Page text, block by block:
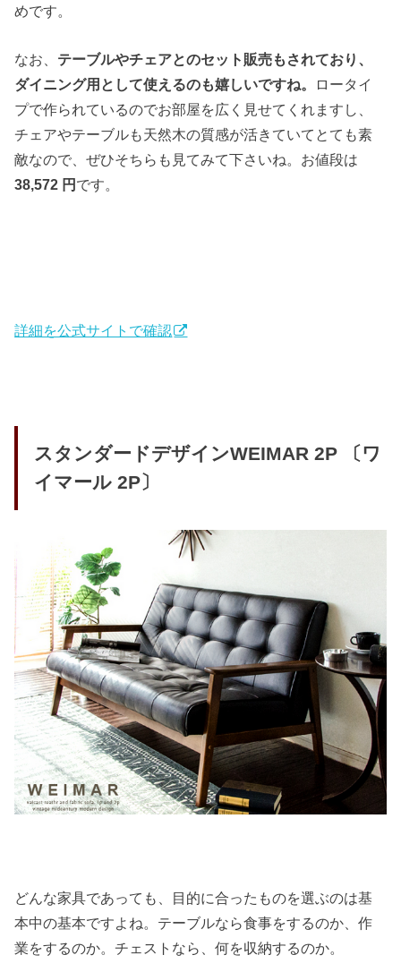
めです。
なお、 テーブルやチェアとのセット販売もされており、
ダイニング用として使えるのも嬉しいですね。
ロータイ
プで作られているのでお部屋を広く見せてくれますし、
チェアやテーブルも天然木の質感が活きていてとても素
敵なので、ぜひそちらも見てみて下さいね。お値段は
38,572 円 です。
詳細を公式サイトで確認
スタンダードデザインWEIMAR 2P 〔ワ
イマール 2P〕
どんな家具であっても、目的に合ったものを選ぶのは基
本中の基本ですよね。テーブルなら食事をするのか、作
業をするのか。チェストなら、何を収納するのか。